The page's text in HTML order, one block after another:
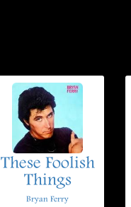
These Foolish
Things
Bryan Ferry